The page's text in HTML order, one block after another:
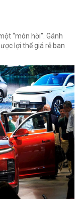
“món hời”. Gánh
lợi thế giá rẻ ban